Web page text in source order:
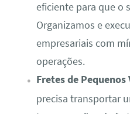
eficiente para que o
Organizamos e
empresariais com
operações.
Fretes de Pequenos
precisa transportar